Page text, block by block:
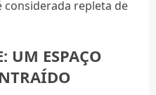
repleta de
UM ESPAÇO